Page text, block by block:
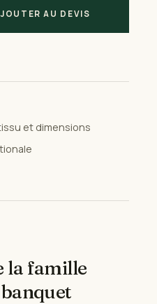
AU DEVIS
et dimensions
la famille